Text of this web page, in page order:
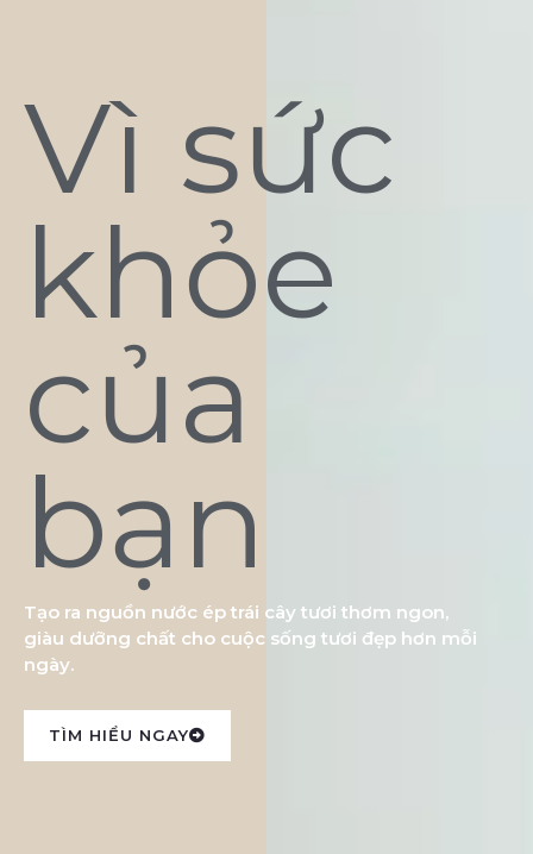
Vì sức
khỏe
của
bạn
Tạo ra nguồn nước ép trái cây tươi thơm ngon,
giàu dưỡng chất cho cuộc sống tươi đẹp hơn mỗi
ngày.
TÌM HIỂU NGAY